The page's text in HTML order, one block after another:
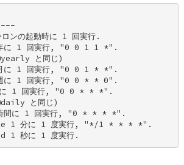
ンの起動時に 1 回実行.
に 1 回実行, "0 0 1 1 *".
と同じ)
に 1 回実行, "0 0 1 * *".
に 1 回実行, "0 0 * * 0".
1 回実行, "0 0 * * *".
と同じ)
間に 1 回実行, "0 * * * *".
1 分に 1 度実行, "*/1 * * * *".
1 秒に 1 度実行.